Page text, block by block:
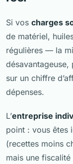
Si vos charges
de matériel,
régulières — la
sur un chiffre
dépenses.
L’entreprise
point : vous êtes
(recettes moins
mais une